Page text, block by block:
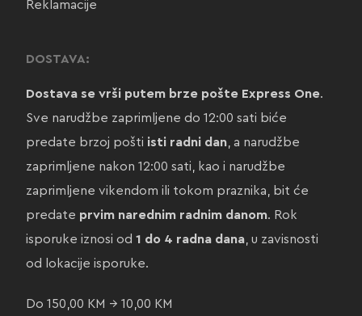
Reklamacije
DOSTAVA:
Dostava se vrši putem brze pošte Express One.
Sve narudžbe zaprimljene do 12:00 sati biće
predate brzoj pošti isti radni dan, a narudžbe
zaprimljene nakon 12:00 sati, kao i narudžbe
zaprimljene vikendom ili tokom praznika, bit će
predate prvim narednim radnim danom. Rok
isporuke iznosi od 1 do 4 radna dana, u zavisnosti
od lokacije isporuke.
Do 150,00 KM → 10,00 KM